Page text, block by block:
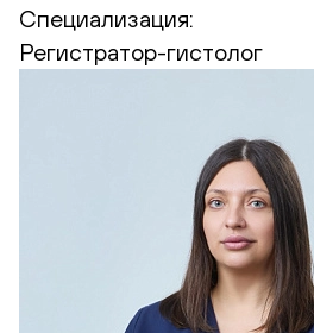
Специализация:
Регистратор-гистолог